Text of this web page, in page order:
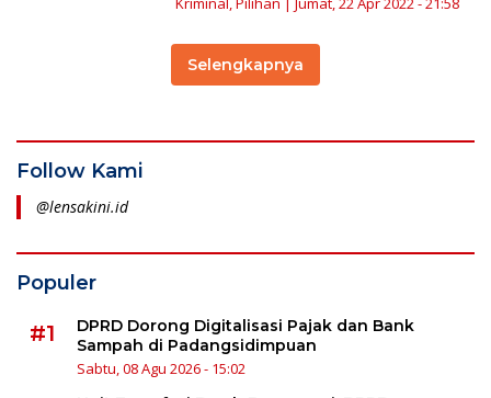
Selengkapnya
Follow Kami
@lensakini.id
Populer
#1
DPRD Dorong Digitalisasi Pajak dan Bank
Sampah di Padangsidimpuan
Sabtu, 08 Agu 2026 - 15:02